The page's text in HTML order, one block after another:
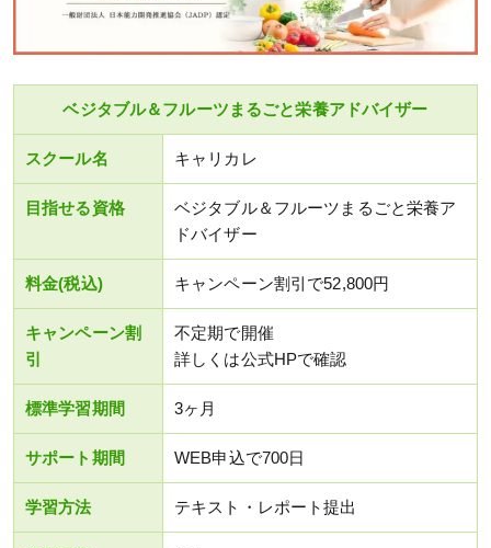
ベジタブル＆フルーツまるごと栄養アドバイザー
スクール名 キャリカレ
目指せる資格
ベジタブル＆フルーツまるごと栄養ア
ドバイザー
料金(税込) キャンペーン割引で52,800円
キャンペーン割
引
不定期で開催
詳しくは公式HPで確認
標準学習期間 3ヶ月
サポート期間 WEB申込で700日
学習方法 テキスト・レポート提出